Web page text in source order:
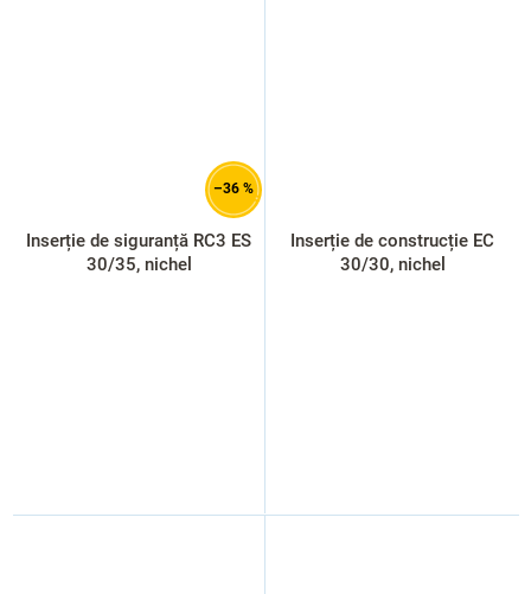
–36 %
Inserție de siguranță RC3 ES
30/35, nichel
Inserție de construcție EC
30/30, nichel